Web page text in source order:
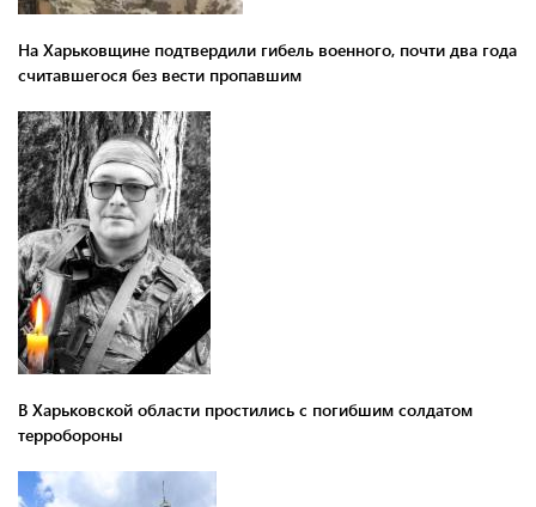
На Харьковщине подтвердили гибель военного, почти два года
считавшегося без вести пропавшим
В Харьковской области простились с погибшим солдатом
терробороны